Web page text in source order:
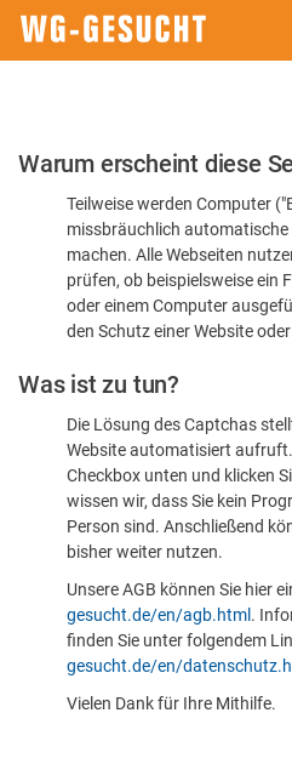
Bitte
dass
sind
Warum erscheint diese
Teilweise werden Computer
missbräuchlich automatische
machen. Alle Webseiten
prüfen, ob beispielsweise ein
oder einem Computer
den Schutz einer Website
Was ist zu tun?
Die Lösung des Captchas
Website automatisiert
Checkbox unten und klicken
wissen wir, dass Sie kein
Person sind. Anschließend
bisher weiter nutzen.
Unsere AGB können Sie hier
gesucht.de/en/agb.html .
finden Sie unter folgendem
gesucht.de/en/
Vielen Dank für Ihre Mithilfe.